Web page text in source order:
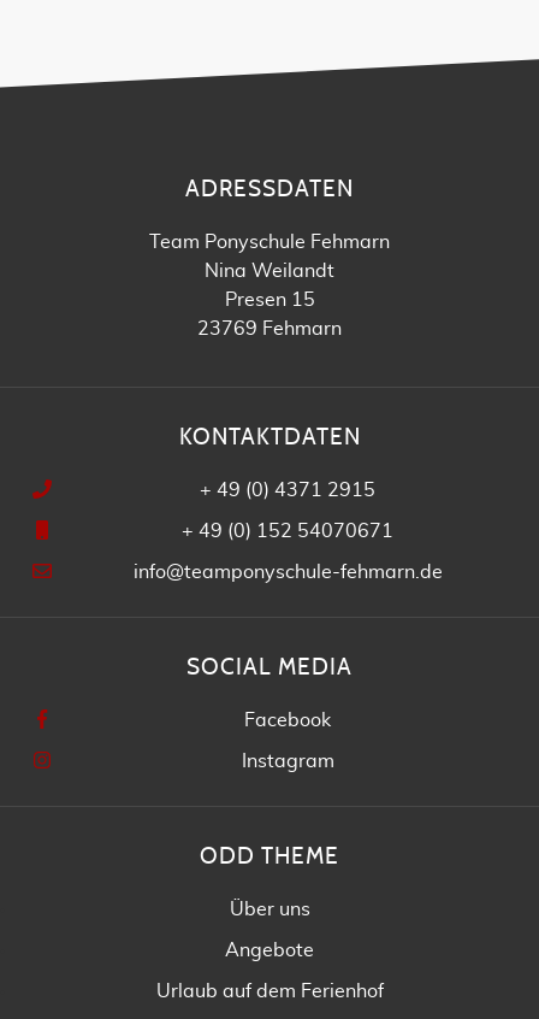
ADRESSDATEN
Team Ponyschule Fehmarn
Nina Weilandt
Presen 15
23769 Fehmarn
KONTAKTDATEN
+ 49 (0) 4371 2915
+ 49 (0) 152 54070671
info@teamponyschule-fehmarn.de
SOCIAL MEDIA
Facebook
Instagram
ODD THEME
Über uns
Angebote
Urlaub auf dem Ferienhof